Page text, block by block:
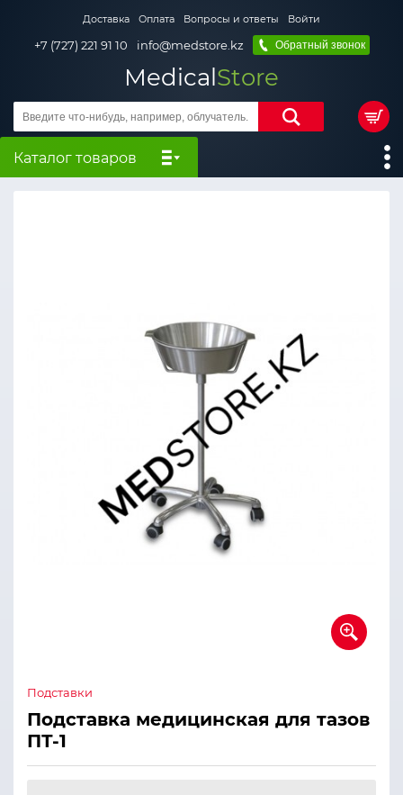
Доставка Оплата Вопросы и ответы Войти
+7 (727) 221 91 10 info@medstore.kz Обратный звонок
MedicalStore
Каталог товаров
Подставки
Подставка медицинская для тазов
ПТ-1